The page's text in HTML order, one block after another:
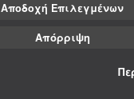
Αποδοχή Επιλεγμένων
Απόρριψη